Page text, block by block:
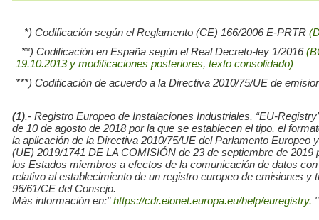
*) Codificación según el Reglamento (CE) 166/2006 E-PRTR
**) Codificación en España según el Real Decreto-ley 1/2016
19.10.2013 y modificaciones posteriores, texto consolidado)
***) Codificación de acuerdo a la Directiva 2010/75/UE de
(1).- Registro Europeo de Instalaciones Industriales, “EU-
de 10 de agosto de 2018 por la que se establecen el tipo, el
la aplicación de la Directiva 2010/75/UE del Parlamento
(UE) 2019/1741 DE LA COMISIÓN de 23 de septiembre de
los Estados miembros a efectos de la comunicación de datos
relativo al establecimiento de un registro europeo de emisiones
96/61/CE del Consejo.
Más información en:"https://cdr.eionet.europa.eu/help/euregistry. "